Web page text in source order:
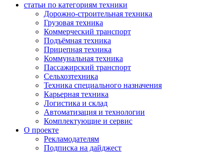
статьи по категориям техники
Дорожно-строительная техника
Грузовая техника
Коммерческий транспорт
Подъёмная техника
Прицепная техника
Коммунальная техника
Пассажирский транспорт
Сельхозтехника
Техника специального назначения
Карьерная техника
Логистика и склад
Автоматизация и технологии
Комплектующие и сервис
О проекте
Рекламодателям
Подписка на дайджест